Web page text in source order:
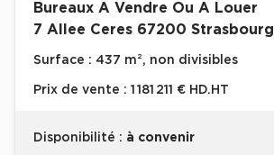
Bureaux A Vendre Ou A Louer
7 Allee Ceres 67200 Strasbourg
Surface : 437 m², non divisibles
Prix de vente : 1 181 211 € HD.HT
Disponibilité : à convenir